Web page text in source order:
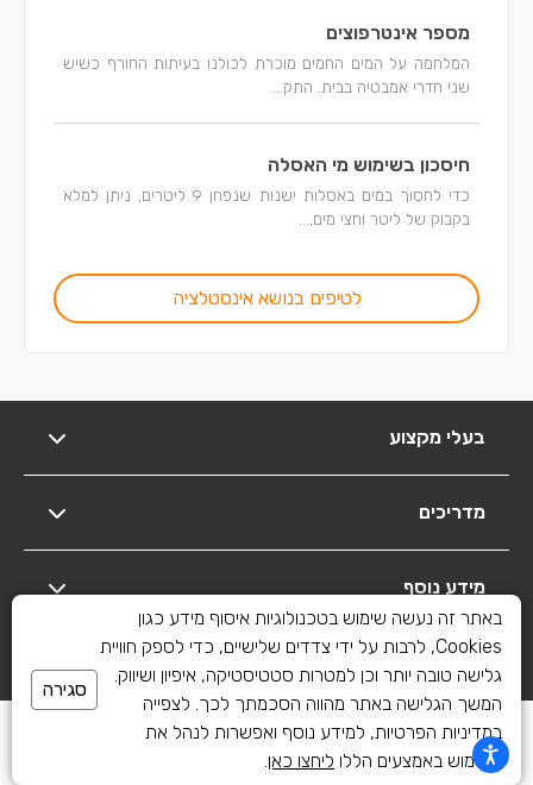
מספר אינטרפוצים
המלחמה על המים החמים מוכרת לכולנו בעיתות החורף כשיש
שני חדרי אמבטיה בבית. התק...
חיסכון בשימוש מי האסלה
כדי לחסוך במים באסלות ישנות שנפחן 9 ליטרים, ניתן למלא
בקבוק של ליטר וחצי מים,...
לטיפים בנושא אינסטלציה
בעלי מקצוע
מדריכים
מידע נוסף
יצירת קשר
כל הזכויות שמורות לשיפוצים פלוס 2010-2026
באתר זה נעשה שימוש בטכנולוגיות איסוף מידע כגון
Cookies, לרבות על ידי צדדים שלישיים, כדי לספק חוויית
גלישה טובה יותר וכן למטרות סטטיסטיקה, איפיון ושיווק.
המשך הגלישה באתר מהווה הסכמתך לכך. לצפייה
במדיניות הפרטיות, למידע נוסף ואפשרות לנהל את
השימוש באמצעים הללו ליחצו כאן.
סגירה